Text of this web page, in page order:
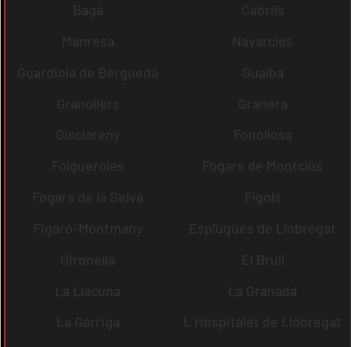
Bagà
Cabrils
Manresa
Navarcles
Guardiola de Berguedà
Gualba
Granollers
Granera
Gisclareny
Fonollosa
Folgueroles
Fogars de Montclús
Fogars de la Selva
Fígols
Figaró-Montmany
Esplugues de Llobregat
Gironella
El Brull
La Llacuna
La Granada
La Garriga
L´Hospitalet de Llobregat